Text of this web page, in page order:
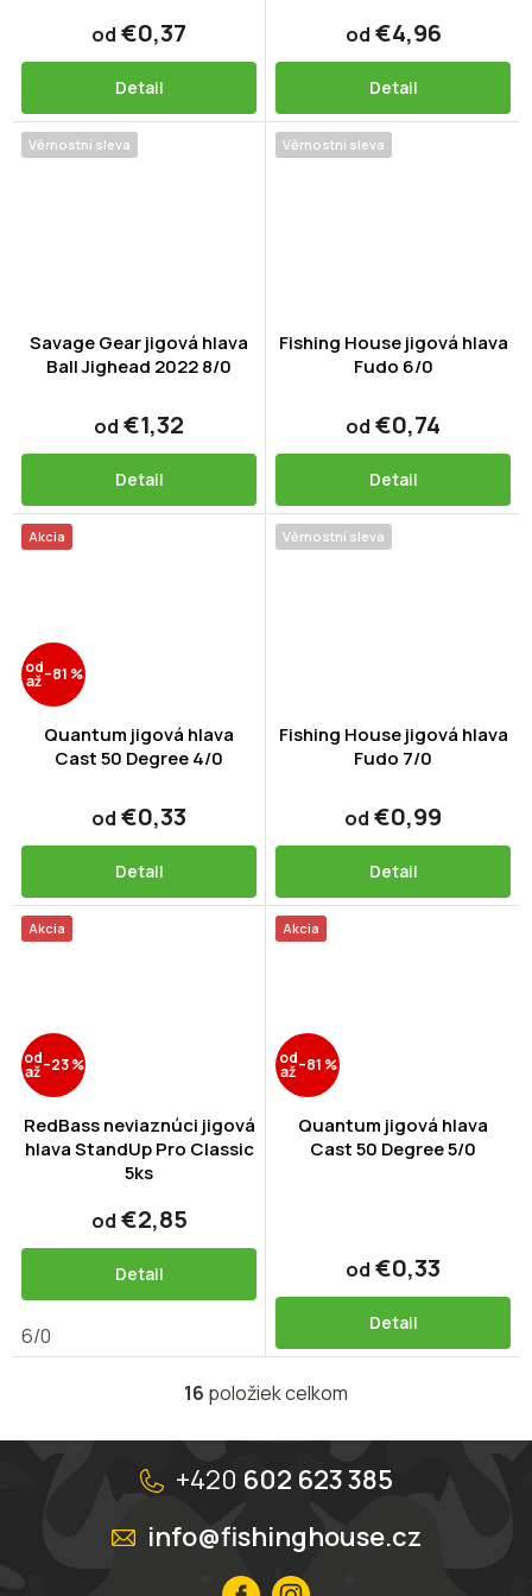
od €0,37
Detail
od €4,96
Detail
Věrnostní sleva
Savage Gear jigová hlava
Ball Jighead 2022 8/0
od €1,32
Detail
Věrnostní sleva
Fishing House jigová hlava
Fudo 6/0
od €0,74
Detail
Akcia
od
až–81 %
Quantum jigová hlava
Cast 50 Degree 4/0
od €0,33
Detail
Věrnostní sleva
Fishing House jigová hlava
Fudo 7/0
od €0,99
Detail
Akcia
od
až–23 %
RedBass neviaznúci jigová
hlava StandUp Pro Classic
5ks
od €2,85
Detail
6/0
Akcia
od
až–81 %
Quantum jigová hlava
Cast 50 Degree 5/0
od €0,33
Detail
O
l
á
d
c
e
16 položiek celkom
+420 602 623 385
info@fishinghouse.cz